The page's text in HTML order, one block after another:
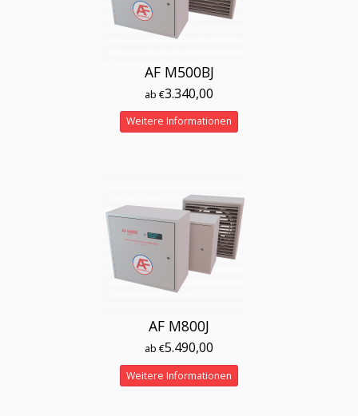
AF M500BJ
ab €3.340,00
Weitere Informationen
AF M800J
ab €5.490,00
Weitere Informationen